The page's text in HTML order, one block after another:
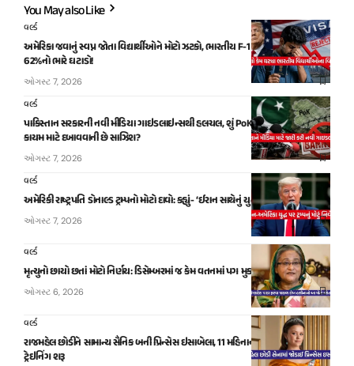
You May also Like
વર્લ્ડ
અમેરિકા જવાનું સ્વપ્ન જોતા વિદ્યાર્થીઓને મોટો ઝટકો, ભારતીય F-1 સ્ટુડન્ટ વિઝામાં
62%નો ભારે ઘટાડો!
ઓગસ્ટ 7, 2026
વર્લ્ડ
પાકિસ્તાન સરકારની નવી મીડિયા ગાઇડલાઇન્સથી હલચલ, શું PoKમાં સ્વતંત્ર અવાજોને
કાયમ માટે દબાવવાની છે સાઝિશ?
ઓગસ્ટ 7, 2026
વર્લ્ડ
અમેરિકી રાષ્ટ્રપતિ ડોનાલ્ડ ટ્રમ્પનો મોટો દાવો: કહ્યું- ‘ઈરાન સાથેનું યુદ્ધ હવે જલ્દી થશે પૂરું!’
ઓગસ્ટ 7, 2026
વર્લ્ડ
મૃત્યુનો છાયો છતાં મોટો નિર્ણય: ડિસેમ્બરમાં જ કેમ વતનમાં પગ મુકશે શેખ હસીના?
ઓગસ્ટ 6, 2026
વર્લ્ડ
રાજમહેલ છોડીને સામાન્ય સૈનિક બની પ્રિન્સેસ ઇસાબેલા, 11 મહિનાની સખત મિલિટરી
ટ્રેઇનિંગ શરૂ